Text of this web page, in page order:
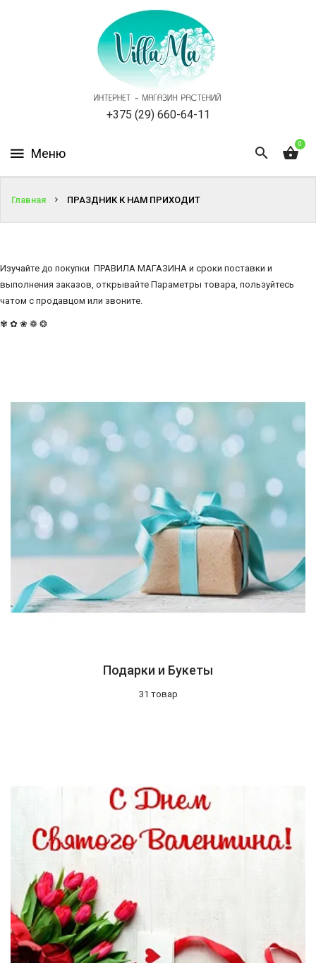
+375 (29) 660-64-11
0
НОВОСТИ,
АКЦИИ
ОТЗЫВЫ
УСЛУГИ
ОДНОЛЕТНИЕ
ВОЙТИ
ПАРОЛЬ?
Главная ПРАЗДНИК К НАМ ПРИХОДИТ
Изучайте до покупки ПРАВИЛА МАГАЗИНА и сроки поставки и
выполнения заказов, открывайте Параметры товара, пользуйтесь
чатом с продавцом или звоните.
✾ ✿ ❀ ❁ ❂
Подарки и Букеты
31 товар